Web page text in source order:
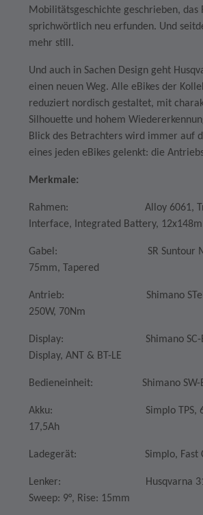
Mobilitätsgeschichte geschrieben, das
sprichwörtlich neu erfunden. Und
mehr still.
Und auch in Sachen Design geht
einen neuen Weg. Alle eBikes der
reduziert nordisch gestaltet, mit
Silhouette und hohem
Blick des Betrachters wird immer auf
eines jeden eBikes gelenkt: die
Merkmale:
Rahmen: Alloy 6061,
Interface, Integrated Battery,
Gabel: SR Suntour
75mm, Tapered
Antrieb: Shimano STePS,
250W, 70Nm
Display: Shimano SC-
Display, ANT & BT-LE
Bedieneinheit: Shimano SW-
Akku: Simplo TPS,
17,5Ah
Ladegerät: Simplo, Fast
Lenker: Husqvarna 31.8,
Sweep: 9°, Rise: 15mm